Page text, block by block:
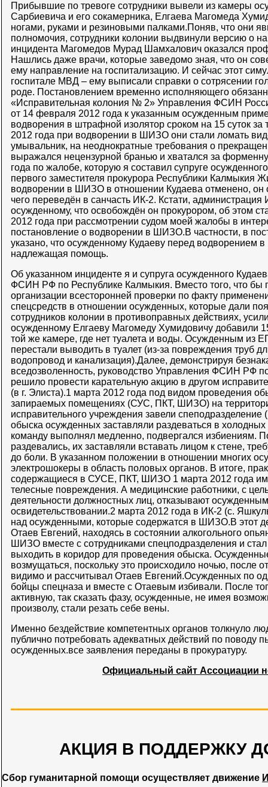
Прибывшие по тревоге сотрудники вывели из камеры
Сарбиевича и его сокамерника, Елгаева Магомеда
ногами, руками и резиновыми палками.Поняв, что они
полномочия, сотрудники колонии выдвинули версию о
инцидента Магомедов Мурад Шамхалович оказался
Нашлись даже врачи, которые заведомо зная, что он
ему направление на госпитализацию. И сейчас этот
госпитале МВД – ему выписали справки о сотрясении
роде. Постановлением временно исполняющего
«Исправительная колония № 2» Управления ФСИН
от 14 февраля 2012 года к указанным осужденным
водворения в штрафной изолятор сроком на 15 суток за
2012 года при водворении в ШИЗО они стали ломать
умывальник, на неоднократные требования о
выражался нецензурной бранью и хватался за
года по жалобе, которую я составил супруге
первого заместителя прокурора Республики Калмыкия
водворении в ШИЗО в отношении Кудаева отменено,
чего переведён в санчасть ИК-2. Кстати,
осужденному, что освобождён он прокурором, об этом
2012 года при рассмотрении судом моей жалобы в
постановление о водворении в ШИЗО.В частности, в
указано, что осужденному Кудаеву перед водворением
надлежащая помощь.
Об указанном инциденте я и супруга осужденного
ФСИН РФ по Республике Калмыкия. Вместо того, что бы
организации всесторонней проверки по факту
спецсредств в отношении осужденных, которые дали
сотрудников колонии в противоправных действиях,
осужденному Елгаеву Магомеду Хумидовичу добавили
той же камере, где нет туалета и воды. Осужденным из
перестали выводить в туалет (из-за повреждения труб
водопровод и канализация).Далее, демонстрируя
вседозволенность, руководство Управления ФСИН РФ
решило провести карательную акцию в другом
(в г. Элиста).1 марта 2012 года под видом проведения
запираемых помещениях (СУС, ПКТ, ШИЗО) на
исправительного учреждения завели
обыска осужденных заставляли раздеваться в
команду выполнял медленно, подвергался избиениям.
раздевались, их заставляли вставать лицом к стене,
до боли. В указанном положении в отношении многих
электрошокеры в область половых органов. В итоге,
содержащиеся в СУСЕ, ПКТ, ШИЗО 1 марта 2012 года
телесные повреждения. А медицинские работники, с
деятельности должностных лиц, отказывают
освидетельствовании.2 марта 2012 года в ИК-2 (с.
над осужденными, которые содержатся в ШИЗО.В этот
Отаев Евгений, находясь в состоянии алкогольного
ШИЗО вместе с сотрудниками спецподразделения и
выходить в коридор для проведения обыска.
возмущаться, поскольку это происходило ночью, после
видимо и рассчитывал Отаев Евгений.Осужденных по
бойцы спецназа и вместе с Отаевым избивали. После
активную, так сказать фазу, осужденные, не имея
произволу, стали резать себе вены.
Именно бездействие компетентных органов толкнуло
публично потребовать адекватных действий по поводу
осужденных.все заявления переданы в прокуратуру.
Официальный сайт Ассоциации
АКЦИЯ В ПОДДЕРЖКУ
Сбор гуманитарной помощи осуществляет движение